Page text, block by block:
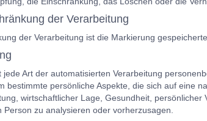
der Verarbeitung
der Verarbeitung ist die Markierung
jede Art der automatisierten Verarbeitung
bestimmte persönliche Aspekte, die sich auf eine
wirtschaftlicher Lage, Gesundheit,
Person zu analysieren oder vorherzusagen.